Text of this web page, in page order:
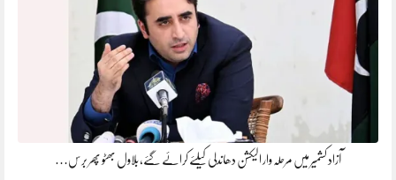
آزاد کشمیر میں مرحلہ وار الیکشن دھاندلی کیلئے کرائے گئے، بلاول بھٹو پھر برس…